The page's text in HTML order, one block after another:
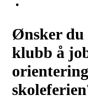
Ønsker du
klubb å